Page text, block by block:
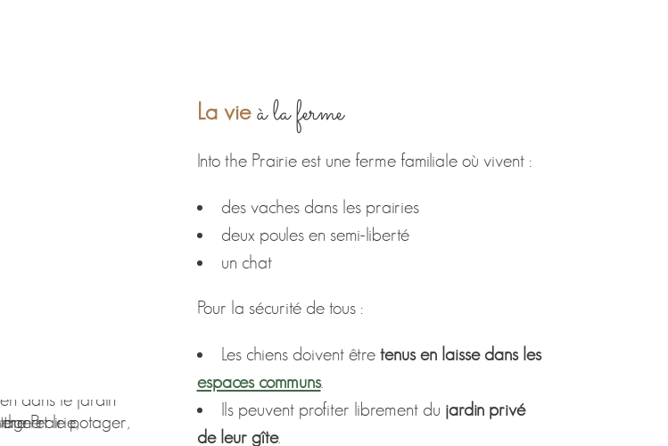
La vie à la ferme
Into the Prairie est une ferme familiale où vivent :
des vaches dans les prairies
deux poules en semi-liberté
un chat
Pour la sécurité de tous :
Les chiens doivent êtretenus en laisse dans les
espaces communs.
Ils peuvent profiter librement du jardin privé
de leur gîte.